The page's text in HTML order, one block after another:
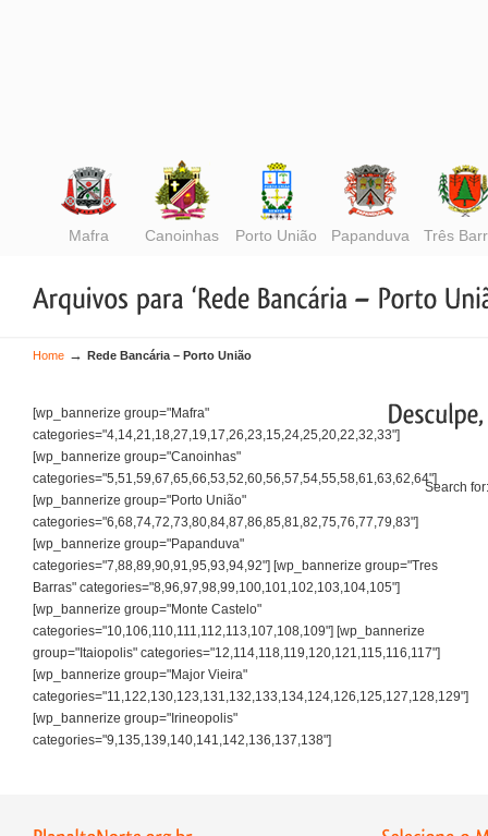
Mafra Canoinhas Porto União Papanduva Três
Home → Rede Bancária – Porto União
Search for:
[wp_bannerize group="Mafra"
categories="4,14,21,18,27,19,17,26,23,15,24,25,20,22,32,33"]
[wp_bannerize group="Canoinhas"
categories="5,51,59,67,65,66,53,52,60,56,57,54,55,58,61,63,62,64"]
[wp_bannerize group="Porto União"
categories="6,68,74,72,73,80,84,87,86,85,81,82,75,76,77,79,83"]
[wp_bannerize group="Papanduva"
categories="7,88,89,90,91,95,93,94,92"] [wp_bannerize group="Tres
Barras" categories="8,96,97,98,99,100,101,102,103,104,105"]
[wp_bannerize group="Monte Castelo"
categories="10,106,110,111,112,113,107,108,109"] [wp_bannerize
group="Itaiopolis" categories="12,114,118,119,120,121,115,116,117"]
[wp_bannerize group="Major Vieira"
categories="11,122,130,123,131,132,133,134,124,126,125,127,128,129"]
[wp_bannerize group="Irineopolis"
categories="9,135,139,140,141,142,136,137,138"]